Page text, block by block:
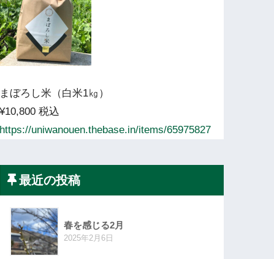
まぼろし米（白米1㎏）
¥10,800 税込
https://uniwanouen.thebase.in/items/65975827
最近の投稿
春を感じる2月
2025年2月6日